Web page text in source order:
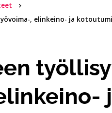
, elinkeino- ja